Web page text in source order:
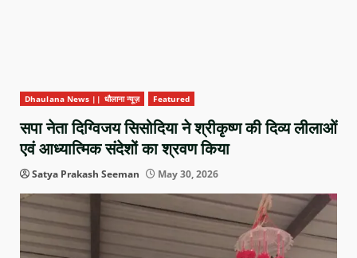
Dhaulana News || धौलाना न्यूज़ Featured
सपा नेता दिग्विजय सिसोदिया ने श्रीकृष्ण की दिव्य लीलाओं
एवं आध्यात्मिक संदेशों का श्रवण किया
Satya Prakash Seeman May 30, 2026